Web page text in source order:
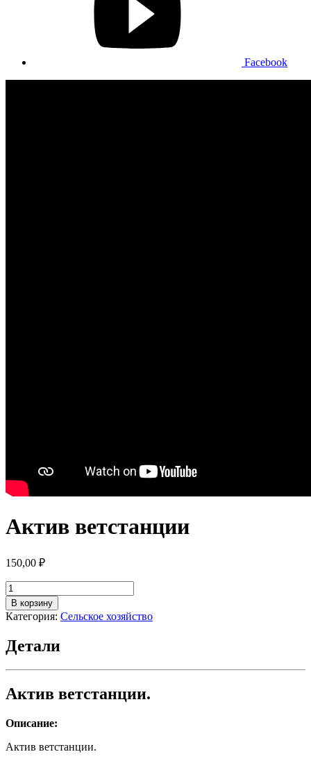
Facebook
Актив ветстанции
150,00 ₽
Количество
товара
Актив
ветстанции
В корзину
Категория: Сельское хозяйство
Детали
Актив ветстанции.
Описание:
Актив ветстанции.